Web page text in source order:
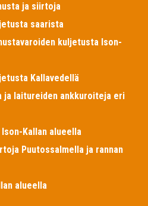
ja siirtoja
saarista
kuljetusta Ison-
Kallavedellä
ja laitureiden ankkuroiteja eri
Kallan alueella
Puutossalmella ja rannan
alueella